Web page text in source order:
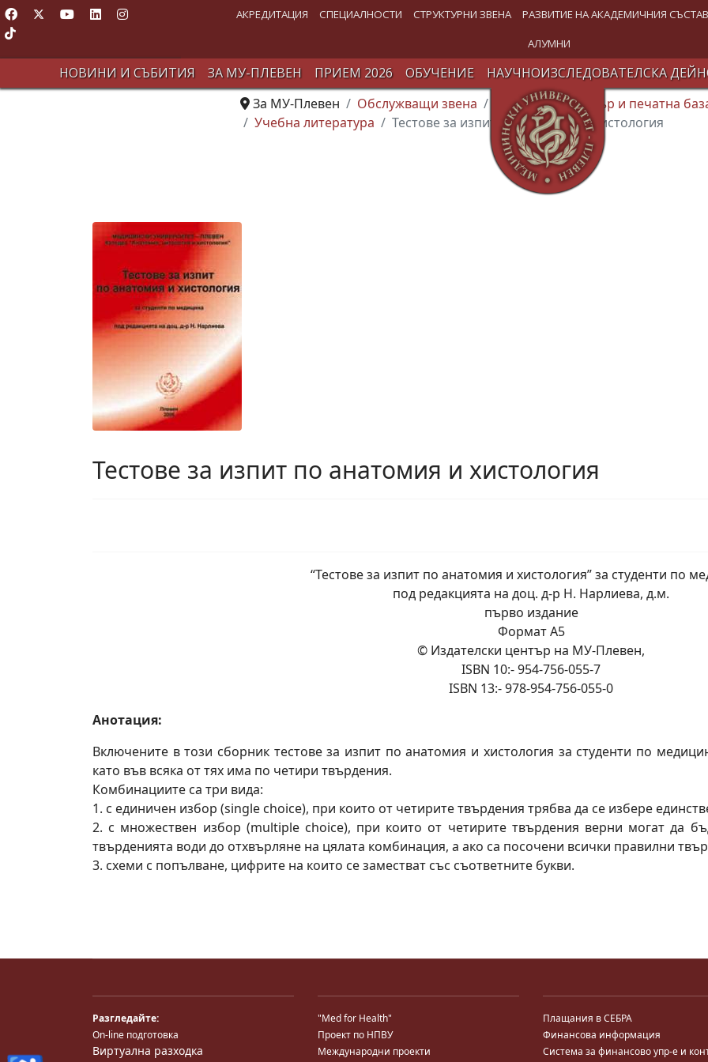
АКРЕДИТАЦИЯ СПЕЦИАЛНОСТИ СТРУКТУРНИ ЗВЕНА РАЗВИТИЕ НА АКАДЕМИЧНИЯ СЪСТАВ
АЛУМНИ
НОВИНИ И СЪБИТИЯ ЗА МУ-ПЛЕВЕН ПРИЕМ 2026 ОБУЧЕНИЕ НАУЧНОИЗСЛЕДОВАТЕЛСКА
За МУ-Плевен
Обслужващи звена
Издателски център и печатна
Учебна литература
Тестове за изпит по анатомия и хистология
Тестове за изпит по анатомия и хистология
“Тестове за изпит по анатомия и хистология” за студенти по
под редакцията на доц. д-р Н. Нарлиева, д.м.
първо издание
Формат А5
© Издателски център на МУ-Плевен,
ISBN 10:- 954-756-055-7
ISBN 13:- 978-954-756-055-0
Анотация:
Включените в този сборник тестове за изпит по анатомия и хистология за студенти по
като във всяка от тях има по четири твърдения.
Комбинациите са три вида:
1. с единичен избор (single choice), при които от четирите твърдения трябва да се избере
2. с множествен избор (multiple choice), при които от четирите твърдения верни могат да
твърденията води до отхвърляне на цялата комбинация, а ако са посочени всички правилни
3. схеми с попълване, цифрите на които се заместват със съответните букви.
Разгледайте:
On-line подготовка
Виртуална разходка
"Med for Health"
Проект по НПВУ
Международни проекти
Плащания в СЕБРА
Финансова информация
Система за финансово упр-е и